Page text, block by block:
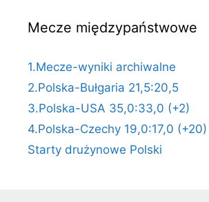
Mecze międzypaństwowe
1.Mecze-wyniki archiwalne
2.Polska-Bułgaria 21,5:20,5
3.Polska-USA 35,0:33,0 (+2)
4.Polska-Czechy 19,0:17,0 (+20)
Starty drużynowe Polski